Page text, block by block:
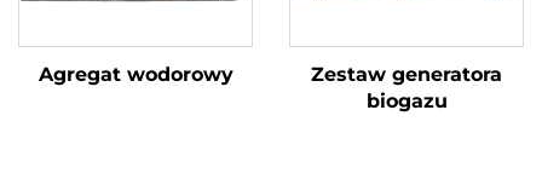
Agregat wodorowy
Zestaw generatora
biogazu